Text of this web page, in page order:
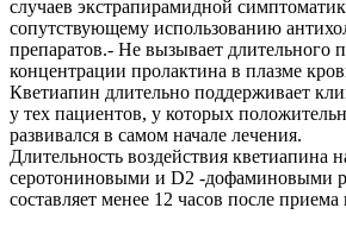
случаев экстрапирамидной
сопутствующему использованию
препаратов.- Не вызывает длительного
концентрации пролактина в плазме
Кветиапин длительно поддерживает
у тех пациентов, у которых
развивался в самом начале лечения.
Длительность воздействия кветиапина
серотониновыми и D2 -дофаминовыми
составляет менее 12 часов после приема